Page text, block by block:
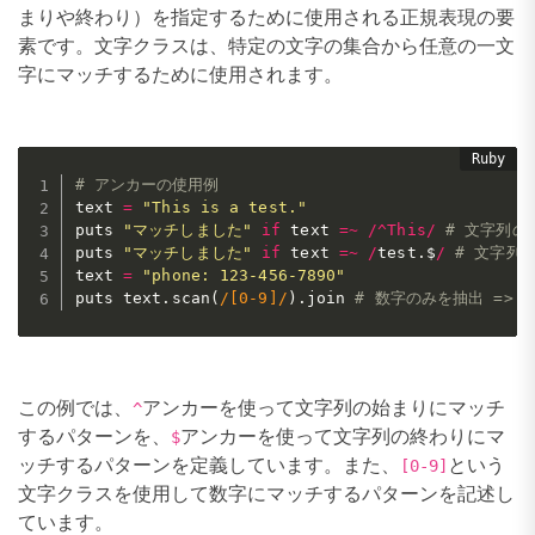
まりや終わり）を指定するために使用される正規表現の要
素です。文字クラスは、特定の文字の集合から任意の一文
字にマッチするために使用されます。
# アンカーの使用例
text =
"This is a test."
puts
"マッチしました" if text =~ /^This/ # 文字列の
puts
"マッチしました" if text =~ /test . $/
# 文字列
text =
"phone: 123-456-7890"
puts text . scan ( /[0-9]/ ) . join # 数字のみを抽出 =>
この例では、 ^アンカーを使って文字列の始まりにマッチ
するパターンを、 $アンカーを使って文字列の終わりにマ
ッチするパターンを定義しています。また、
[0-9] という
文字クラスを使用して数字にマッチするパターンを記述し
ています。